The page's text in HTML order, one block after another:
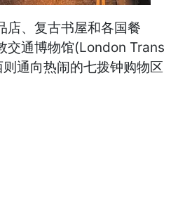
店、复古书屋和各国餐
交通博物馆(London Trans
通向热闹的七拨钟购物区